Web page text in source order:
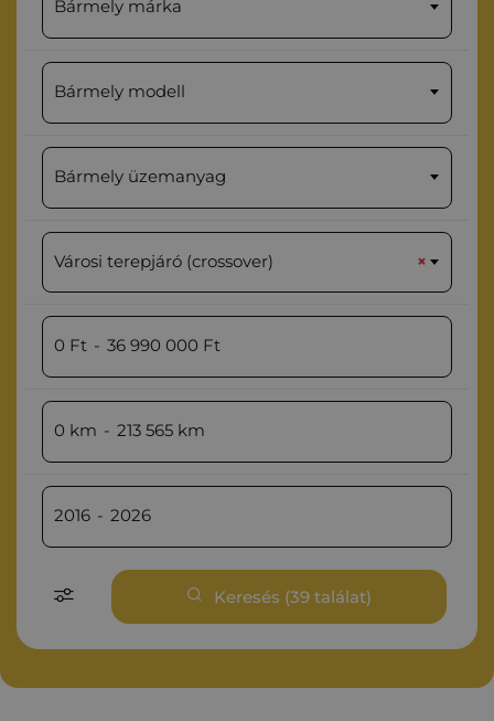
Bármely márka
Bármely modell
Bármely üzemanyag
×
Városi terepjáró (crossover)
0 Ft - 36 990 000 Ft
0 km - 213 565 km
2016 - 2026
Keresés (39 találat)